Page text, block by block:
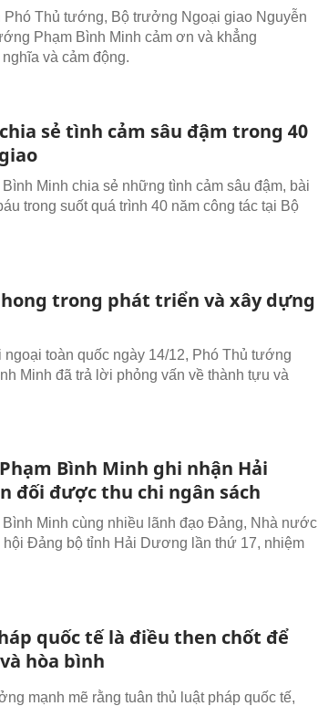
Phó Thủ tướng, Bộ trưởng Ngoại giao Nguyễn
Phạm Bình Minh cảm ơn và khẳng
và cảm động.
sẻ tình cảm sâu đậm trong 40
Minh chia sẻ những tình cảm sâu đậm, bài
trong suốt quá trình 40 năm công tác tại Bộ
trong phát triển và xây dựng
toàn quốc ngày 14/12, Phó Thủ tướng
Minh đã trả lời phỏng vấn về thành tựu và
Bình Minh ghi nhận Hải
đối được thu chi ngân sách
Minh cùng nhiều lãnh đạo Đảng, Nhà nước
Đảng bộ tỉnh Hải Dương lần thứ 17, nhiệm
quốc tế là điều then chốt để
hòa bình
mạnh mẽ rằng tuân thủ luật pháp quốc tế,